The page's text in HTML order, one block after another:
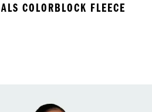
COLORBLOCK FLEECE